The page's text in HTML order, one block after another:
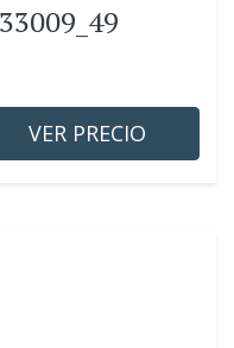
VER PRECIO